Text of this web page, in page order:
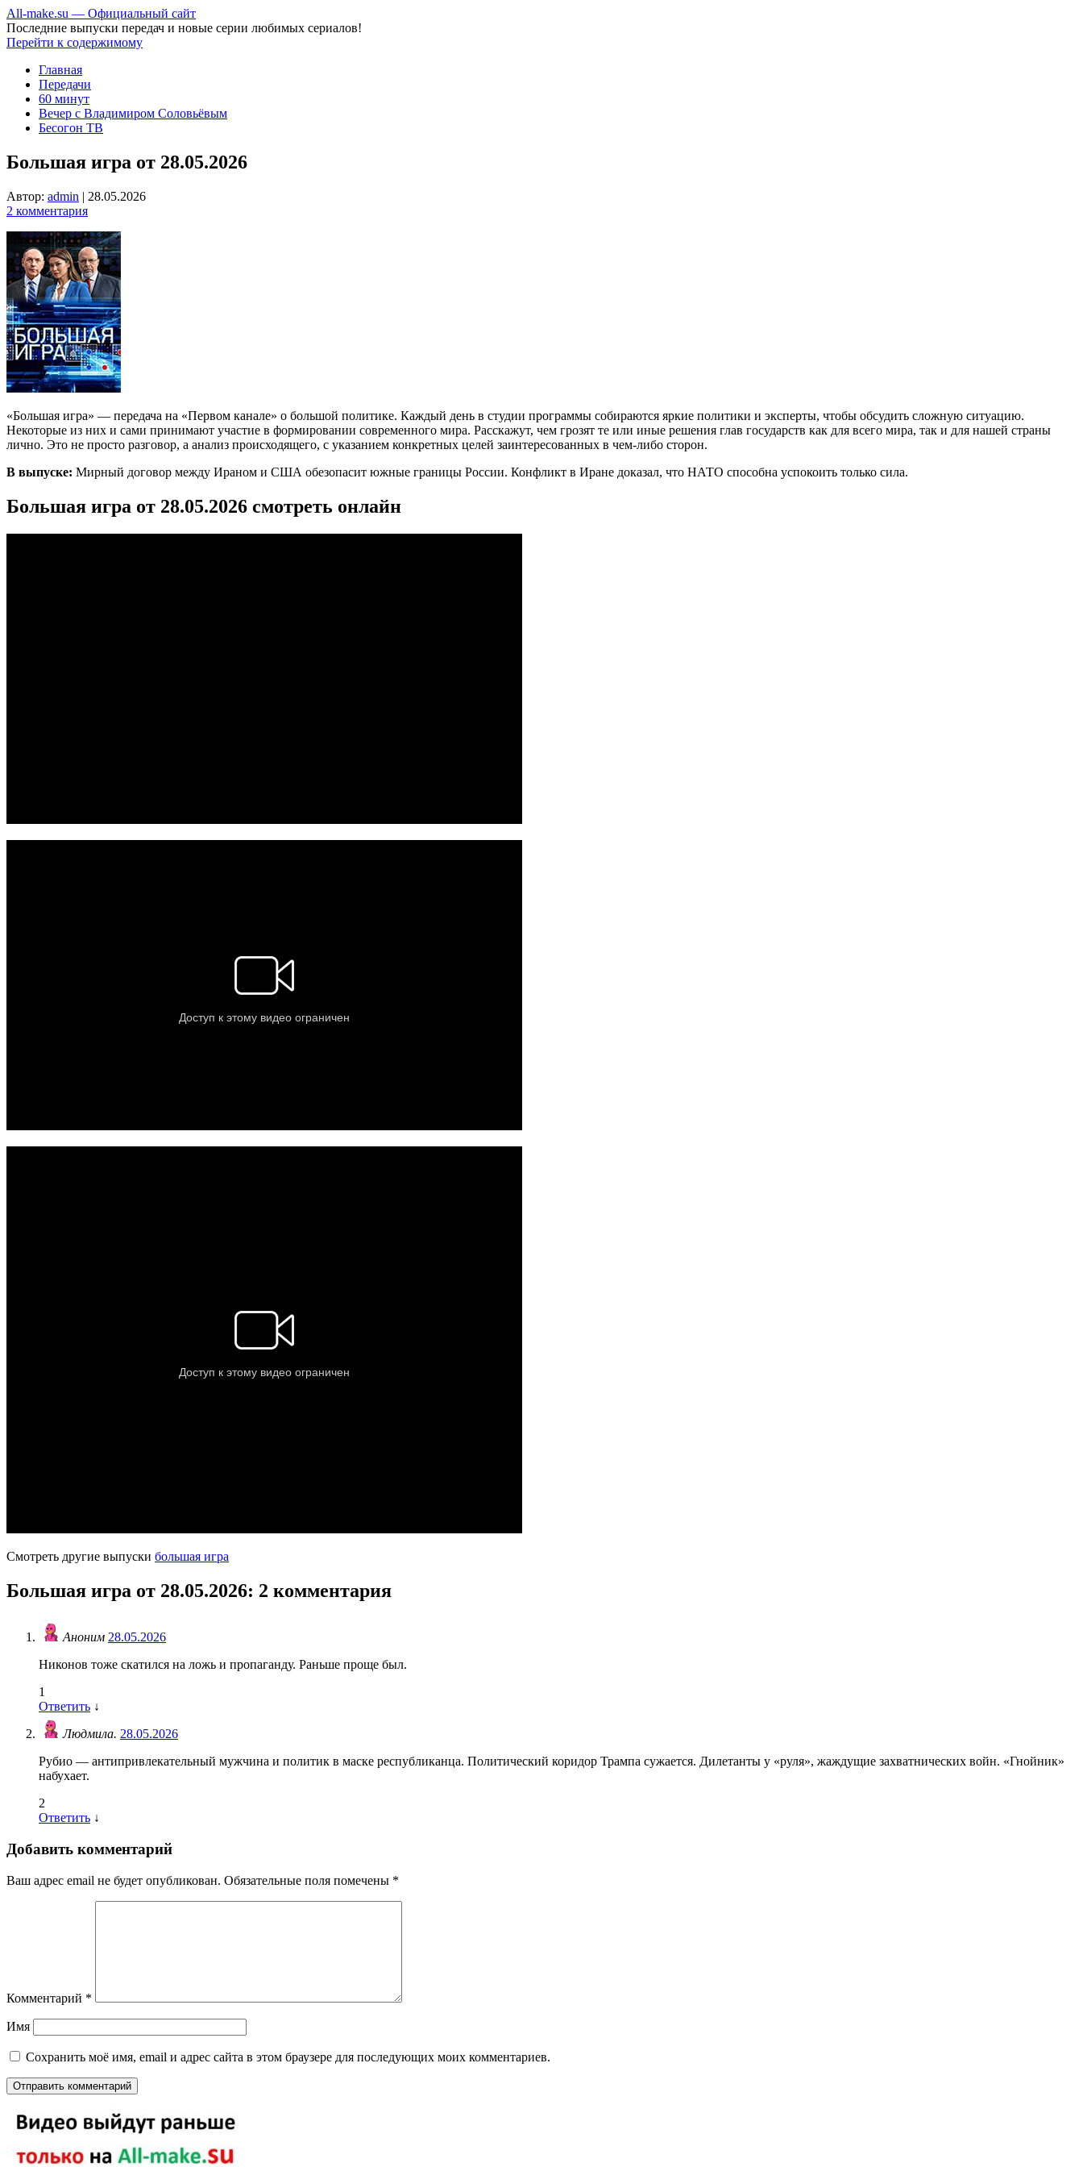
All-make.su — Официальный сайт
Последние выпуски передач и новые серии любимых сериалов!
Перейти к содержимому
Главная
Передачи
60 минут
Вечер с Владимиром Соловьёвым
Бесогон ТВ
Большая игра от 28.05.2026
Автор: admin | 28.05.2026
2 комментария
«Большая игра» — передача на «Первом канале» о большой политике. Каждый день в студии программы собираются яркие политики и эксперты, чтобы обсудить сложную ситуацию.
Некоторые из них и сами принимают участие в формировании современного мира. Расскажут, чем грозят те или иные решения глав государств как для всего мира, так и для нашей страны
лично. Это не просто разговор, а анализ происходящего, с указанием конкретных целей заинтересованных в чем-либо сторон.
В выпуске: Мирный договор между Ираном и США обезопасит южные границы России. Конфликт в Иране доказал, что НАТО способна успокоить только сила.
Большая игра от 28.05.2026 смотреть онлайн
Смотреть другие выпуски большая игра
Большая игра от 28.05.2026: 2 комментария
Аноним 28.05.2026
Никонов тоже скатился на ложь и пропаганду. Раньше проще был.
1
Ответить ↓
Людмила. 28.05.2026
Рубио — антипривлекательный мужчина и политик в маске республиканца. Политический коридор Трампа сужается. Дилетанты у «руля», жаждущие захватнических войн. «Гнойник»
набухает.
2
Ответить ↓
Добавить комментарий
Ваш адрес email не будет опубликован. Обязательные поля помечены *
Комментарий *
Имя
Сохранить моё имя, email и адрес сайта в этом браузере для последующих моих комментариев.